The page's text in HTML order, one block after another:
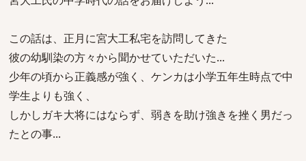
この話は、正月に宮大工私宅を訪問してきた
彼の幼馴染の方々から聞かせていただいた...
少年の頃から正義感が強く、ケンカは小学五年生時点で中
学生よりも強く、
しかしガキ大将にはならず、弱きを助け強きを挫く男だっ
たとの事...